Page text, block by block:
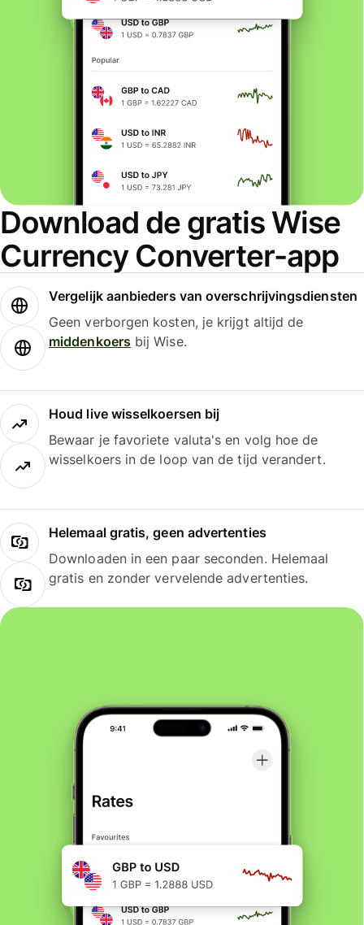
Download de gratis Wise
Currency Converter-app
Vergelijk aanbieders van overschrijvingsdiensten
Geen verborgen kosten, je krijgt altijd de
middenkoersbij Wise.
Houd live wisselkoersen bij
Bewaar je favoriete valuta's en volg hoe de
wisselkoers in de loop van de tijd verandert.
Helemaal gratis, geen advertenties
Downloaden in een paar seconden. Helemaal
gratis en zonder vervelende advertenties.